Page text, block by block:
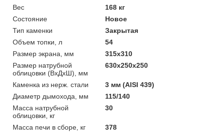
Вес
168 кг
Состояние
Новое
Тип каменки
Закрытая
Объем топки, л
54
Размер экрана, мм
315х310
Размер натрубной
облицовки (ВхДхШ), мм
630х250х250
Каменка из нерж. стали
3 мм (AISI 439)
Диаметр дымохода, мм
115/140
Масса натрубной
облицовки, кг
30
Масса печи в сборе, кг
378